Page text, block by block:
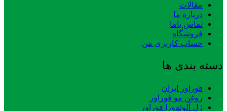
مقالات
درباره ما
تماس باما
فروشگاه
حساب کاربری من
دسته بندی ها
فوراور ایران
روغن مو فوراور
ژل آلوئه‌ورا فوراور